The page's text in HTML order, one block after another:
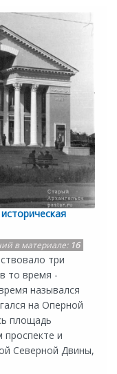
в материале: 16
три
то время -
назывался
на Оперной
площадь
и
Северной Двины,